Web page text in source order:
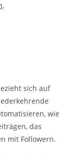
.
sich auf
wie
das
mit Followern.